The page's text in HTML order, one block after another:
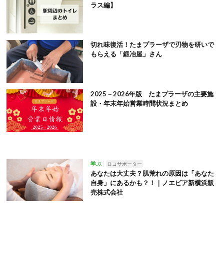
ラス編】
切れ味復活！たまプラーザで刃物を研いで
もらえる「鍛冶屋」さん
2025－2026年版 たまプラーザの主要施
設・年末年始営業時間状況まとめ
学ぶ ロコサポーター
あなたは大丈夫？肌荒れの原因は「あなた
自身」にあるかも？！｜ノエビア新横浜販
売株式会社